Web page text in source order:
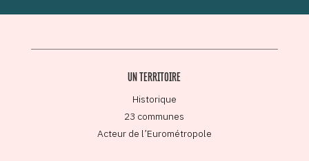
UN TERRITOIRE
Historique
23 communes
Acteur de l’Eurométropole